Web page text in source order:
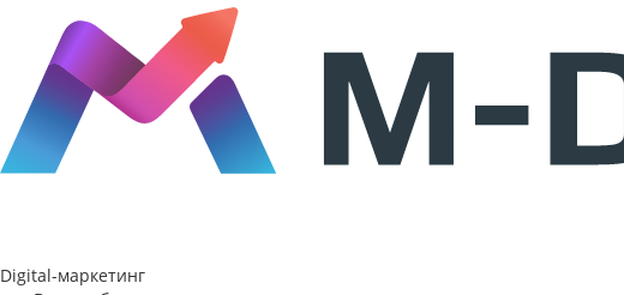
Digital-маркетинг